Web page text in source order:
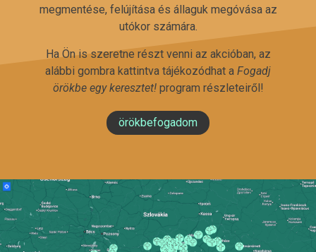
megmentése, felújítása és állaguk megóvása az
utókor számára.
Ha Ön is szeretne részt venni az akcióban, az
alábbi gombra kattintva tájékozódhat a Fogadj
örökbe egy keresztet!program részleteiről!
örökbefogadom